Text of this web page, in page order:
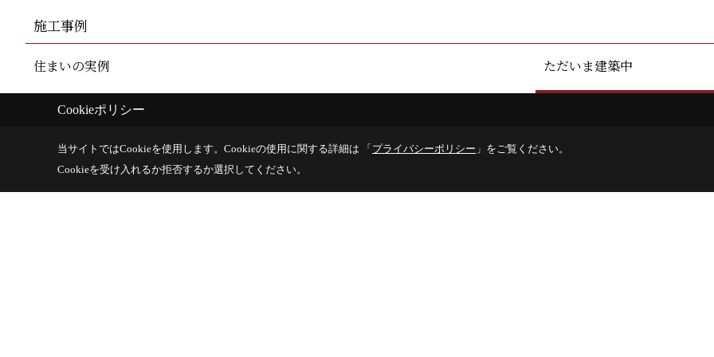
施工事例
住まいの実例 ただいま建築中
家づくりアルバム
Cookieポリシー
当サイトではCookieを使用します。 Cookieの使用に関する詳細は 「 プライバシーポリシー 」をご覧ください。
Cookieを受け入れるか拒否するか選択してください。